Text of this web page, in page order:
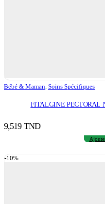
Bébé & Maman, Soins Spécifiques
FITALGINE PECTORAL
9,519 TND
-10%